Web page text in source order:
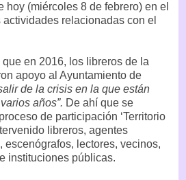
hoy (miércoles 8 de febrero) en el
relacionadas con el
en 2016, los libreros de la
apoyo al Ayuntamiento de
de la crisis en la que están
años”. De ahí que se
de participación ‘Territorio
libreros, agentes
escenógrafos, lectores, vecinos,
instituciones públicas.